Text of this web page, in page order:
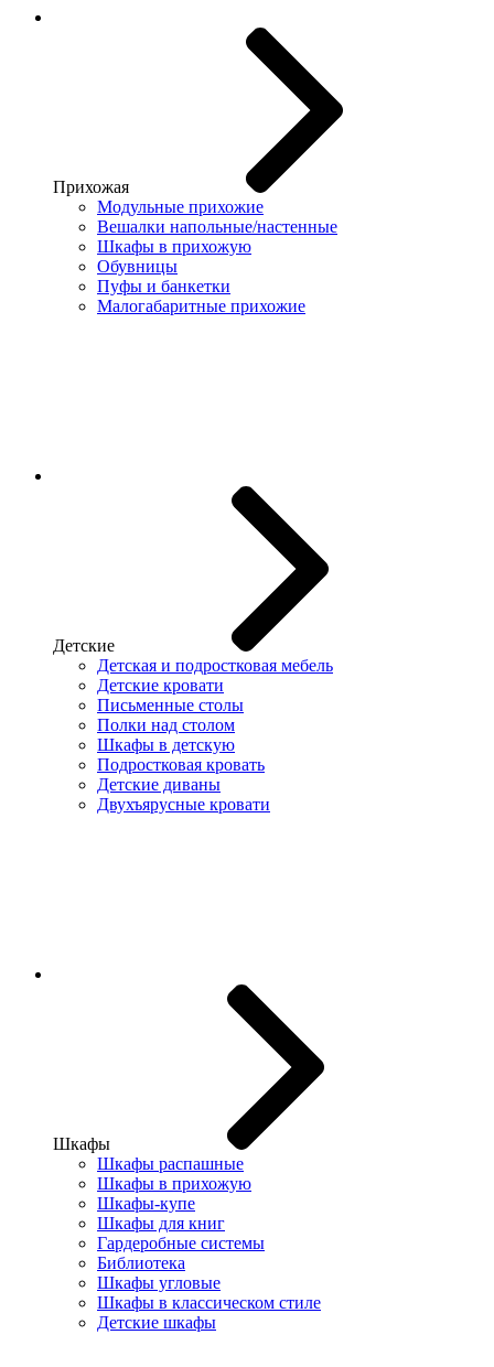
Прихожая
Модульные прихожие
Вешалки напольные/настенные
Шкафы в прихожую
Обувницы
Пуфы и банкетки
Малогабаритные прихожие
Детские
Детская и подростковая мебель
Детские кровати
Письменные столы
Полки над столом
Шкафы в детскую
Подростковая кровать
Детские диваны
Двухъярусные кровати
Шкафы
Шкафы распашные
Шкафы в прихожую
Шкафы-купе
Шкафы для книг
Гардеробные системы
Библиотека
Шкафы угловые
Шкафы в классическом стиле
Детские шкафы